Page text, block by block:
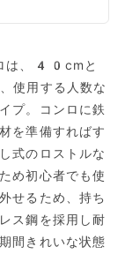
は、40cmと
使用する人数な
プ。コンロに鉄
を準備すればす
式のロストルな
め初心者でも使
せるため、持ち
ス鋼を採用し耐
間きれいな状態